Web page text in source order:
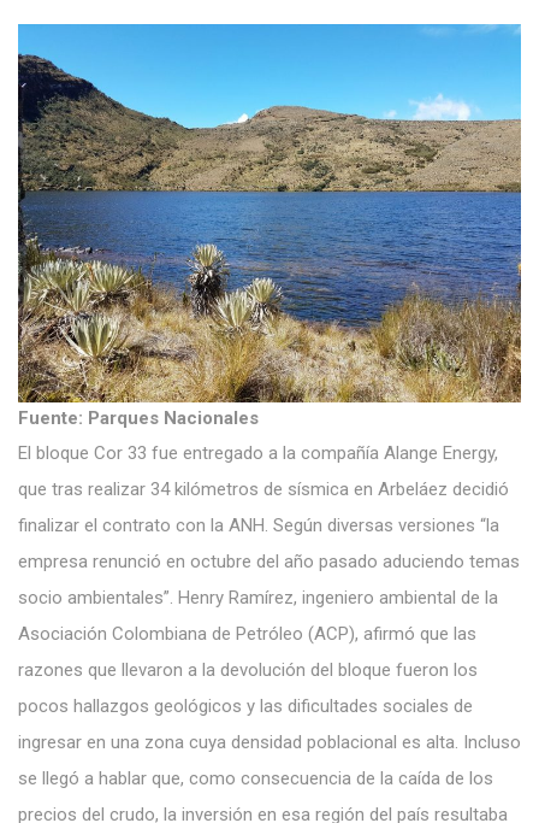
Fuente: Parques Nacionales
El bloque Cor 33 fue entregado a la compañía Alange Energy,
que tras realizar 34 kilómetros de sísmica en Arbeláez decidió
finalizar el contrato con la ANH. Según diversas versiones “la
empresa renunció en octubre del año pasado aduciendo temas
socio ambientales”. Henry Ramírez, ingeniero ambiental de la
Asociación Colombiana de Petróleo (ACP), afirmó que las
razones que llevaron a la devolución del bloque fueron los
pocos hallazgos geológicos y las dificultades sociales de
ingresar en una zona cuya densidad poblacional es alta. Incluso
se llegó a hablar que, como consecuencia de la caída de los
precios del crudo, la inversión en esa región del país resultaba